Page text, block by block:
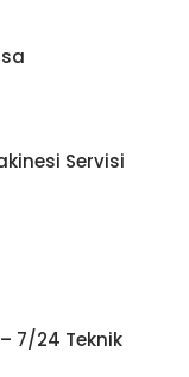
Servisi
7/24 Teknik